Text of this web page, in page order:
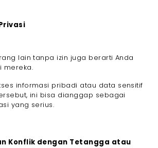
lain tanpa izin juga berarti Anda
mereka.
informasi pribadi atau data sensitif
ini bisa dianggap sebagai
yang serius.
Konflik dengan Tetangga atau